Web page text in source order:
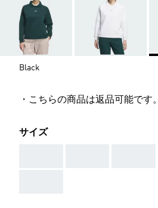
Black
・こちらの商品は返品可能です。
サイズ